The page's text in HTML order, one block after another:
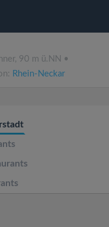
90 m ü.NN •
Rhein-Neckar